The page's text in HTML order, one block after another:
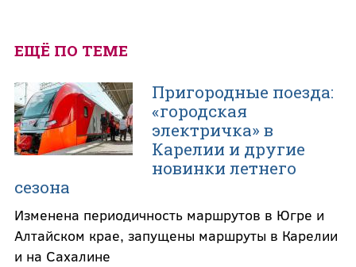
ЕЩЁ ПО ТЕМЕ
Пригородные поезда:
«городская
электричка» в
Карелии и другие
новинки летнего
сезона
Изменена периодичность маршрутов в Югре и
Алтайском крае, запущены маршруты в Карелии
и на Сахалине